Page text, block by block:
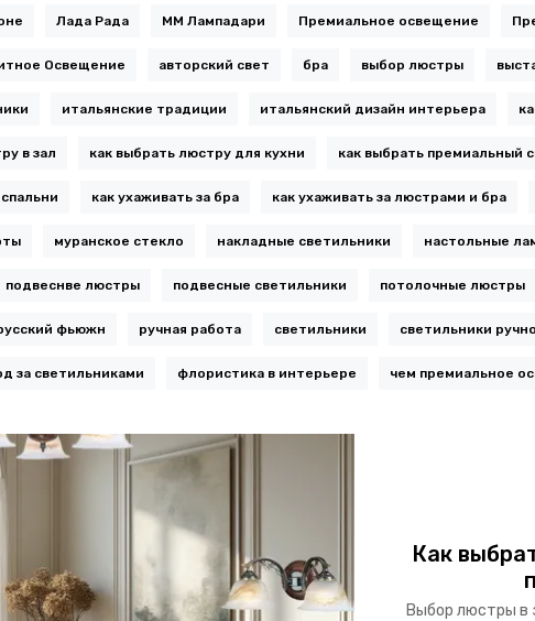
Лада Рада ММ Лампадари Премиальное освещение
Освещение авторский свет бра выбор люстры
итальянские традиции итальянский дизайн интерьера
в зал как выбрать люстру для кухни как выбрать премиальный
как ухаживать за бра как ухаживать за люстрами и бра
муранское стекло накладные светильники настольные
подвеснве люстры подвесные светильники потолочные люстры
фьюжн ручная работа светильники светильники
за светильниками флористика в интерьере чем премиальное
Как
Выбор люстры в